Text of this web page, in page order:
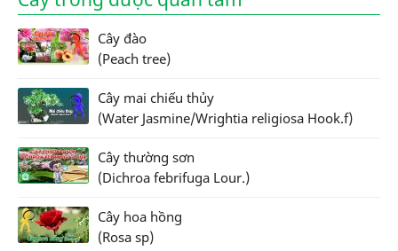
Cây đào
(Peach tree)
Cây mai chiếu thủy
(Water Jasmine/Wrightia religiosa Hook.f)
Cây thường sơn
(Dichroa febrifuga Lour.)
Cây hoa hồng
(Rosa sp)